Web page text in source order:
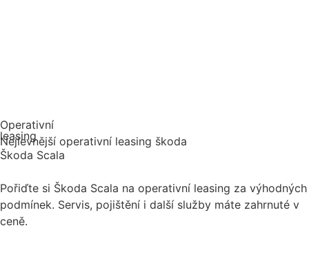
Operativní
leasing
Nejlevnější operativní leasing škoda
Škoda Scala
Pořiďte si Škoda Scala na operativní leasing za výhodných
podmínek. Servis, pojištění i další služby máte zahrnuté v
ceně.